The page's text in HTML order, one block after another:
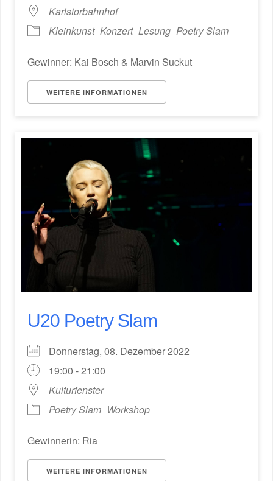
Karlstorbahnhof
Kleinkunst Konzert Lesung Poetry Slam
Gewinner: Kai Bosch & Marvin Suckut
WEITERE INFORMATIONEN
U20 Poetry Slam
Donnerstag, 08. Dezember 2022
19:00 - 21:00
Kulturfenster
Poetry Slam Workshop
Gewinnerin: Ria
WEITERE INFORMATIONEN